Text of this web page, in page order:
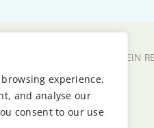
experience,
and analyse our
consent to our use
EINSTEIN